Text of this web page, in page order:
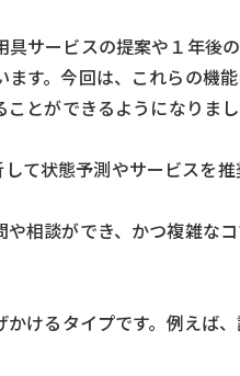
サービスの提案や１年後
す。今回は、これらの機
とができるようになりまし
て状態予測やサービスを
相談ができ、かつ複雑な
けるタイプです。例えば